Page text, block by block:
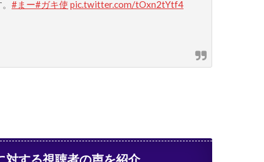
#まー#ガキ使 pic.twitter.com/tOxn2tYtf4
する視聴者の声を紹介